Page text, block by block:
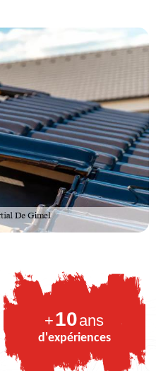
+10ans
d'expériences